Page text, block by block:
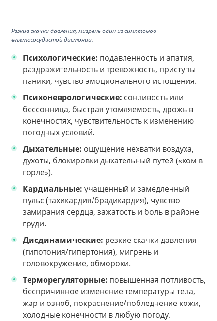
Резкие скачки давления, мигрень один из симптомов
вегетососудистой дистонии.
Психологические: подавленность и апатия,
раздражительность и тревожность, приступы
паники, чувство эмоционального истощения.
Психоневрологические: сонливость или
бессонница, быстрая утомляемость, дрожь в
конечностях, чувствительность к изменению
погодных условий.
Дыхательные: ощущение нехватки воздуха,
духоты, блокировки дыхательный путей («ком в
горле»).
Кардиальные: учащенный и замедленный
пульс (тахикардия/брадикардия), чувство
замирания сердца, зажатость и боль в районе
груди.
Дисдинамические: резкие скачки давления
(гипотония/гипертония), мигрень и
головокружение, обмороки.
Терморегуляторные: повышенная потливость,
беспричинное изменение температуры тела,
жар и озноб, покраснение/побледнение кожи,
холодные конечности в любую погоду.